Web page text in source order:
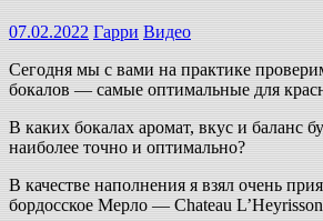
07.02.2022 Гарри Видео
Сегодня мы с вами на практике
бокалов — самые оптимальные для
В каких бокалах аромат, вкус и баланс
наиболее точно и оптимально?
В качестве наполнения я взял очень
бордосское Мерло — Chateau L’Heyrisson